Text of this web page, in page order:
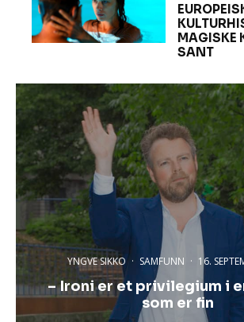
MAGISKE
SANT
YNGVE SIKKO · SAMFUNN · 16.
– Ironi er et privilegium i
som er fin